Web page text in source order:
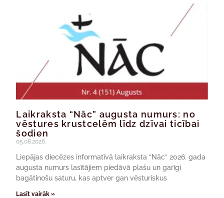
Laikraksta “Nāc” augusta numurs: no
vēstures krustcelēm līdz dzīvai ticībai
šodien
05.08.2026.
Liepājas diecēzes informatīvā laikraksta “Nāc” 2026. gada
augusta numurs lasītājiem piedāvā plašu un garīgi
bagātinošu saturu, kas aptver gan vēsturiskus
Lasīt vairāk »